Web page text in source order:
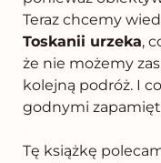
Teraz chcemy
Toskanii urzeka,
że nie możemy
kolejną podróż. I
godnymi
.
Tę książkę